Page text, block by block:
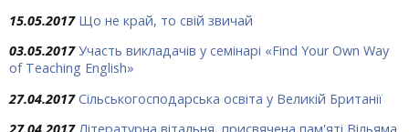
15.05.2017 Що не край, то свій звичай
03.05.2017 Участь викладачів у семінарі «Find Your Own Way
of Teaching English»
27.04.2017 Сільськогосподарська освіта у Великій Британії